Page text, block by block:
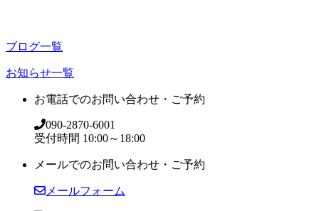
ブログ一覧
お知らせ一覧
お電話でのお問い合わせ・ご予約
090-2870-6001
受付時間 10:00～18:00
メールでのお問い合わせ・ご予約
メールフォーム